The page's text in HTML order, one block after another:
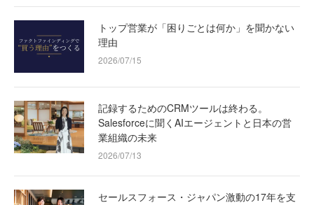
トップ営業が「困りごとは何か」を聞かない
理由
2026/07/15
記録するためのCRMツールは終わる。
Salesforceに聞くAIエージェントと日本の営
業組織の未来
2026/07/13
セールスフォース・ジャパン激動の17年を支